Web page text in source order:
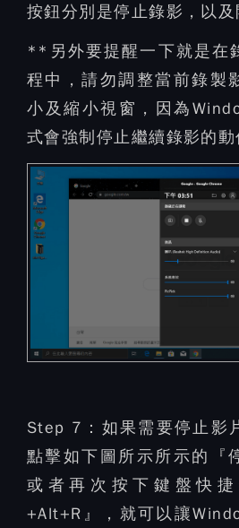
按鈕分別是停止錄影，以及
**另外要提醒一下就是在
程中，請勿調整當前錄製
小及縮小視窗，因為
式會強制停止繼續錄影的動
Step 7： 如果需要停止影
點擊如下圖所示所示的『
或者再次按下鍵盤快捷
+Alt+R』，就可以讓